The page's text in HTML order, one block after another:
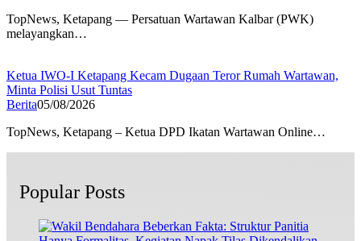
TopNews, Ketapang — Persatuan Wartawan Kalbar (PWK)
melayangkan…
Ketua IWO-I Ketapang Kecam Dugaan Teror Rumah Wartawan,
Minta Polisi Usut Tuntas
Berita05/08/2026
TopNews, Ketapang – Ketua DPD Ikatan Wartawan Online…
Popular Posts